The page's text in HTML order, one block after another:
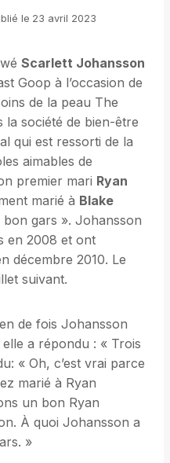
le 23 avril 2023
Scarlett Johansson
Goop à l’occasion de
de la peau The
la société de bien-être
qui est ressorti de la
aimables de
premier mari Ryan
marié à Blake
bon gars ». Johansson
en 2008 et ont
décembre 2010. Le
suivant.
de fois Johansson
a répondu : « Trois
« Oh, c’est vrai parce
marié à Ryan
un bon Ryan
À quoi Johansson a
»